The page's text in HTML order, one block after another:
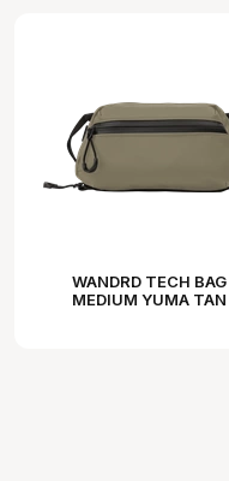
WANDRD TECH BAG
MEDIUM YUMA TAN